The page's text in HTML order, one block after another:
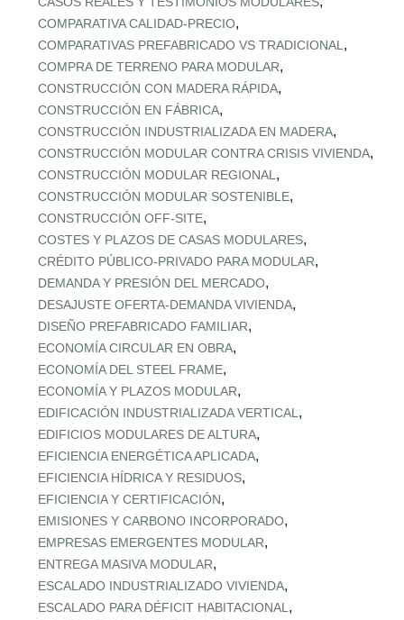
COMPARATIVA CALIDAD‑PRECIO,
COMPARATIVAS PREFABRICADO VS TRADICIONAL ,
COMPRA DE TERRENO PARA MODULAR,
CONSTRUCCIÓN CON MADERA RÁPIDA,
CONSTRUCCIÓN EN FÁBRICA,
CONSTRUCCIÓN INDUSTRIALIZADA EN MADERA,
CONSTRUCCIÓN MODULAR CONTRA CRISIS VIVIENDA,
CONSTRUCCIÓN MODULAR REGIONAL ,
CONSTRUCCIÓN MODULAR SOSTENIBLE,
CONSTRUCCIÓN OFF‑SITE,
COSTES Y PLAZOS DE CASAS MODULARES,
CRÉDITO PÚBLICO‑PRIVADO PARA MODULAR,
DEMANDA Y PRESIÓN DEL MERCADO,
DESAJUSTE OFERTA‑DEMANDA VIVIENDA,
DISEÑO PREFABRICADO FAMILIAR,
ECONOMÍA CIRCULAR EN OBRA,
ECONOMÍA DEL STEEL FRAME,
ECONOMÍA Y PLAZOS MODULAR,
EDIFICACIÓN INDUSTRIALIZADA VERTICAL ,
EDIFICIOS MODULARES DE ALTURA,
EFICIENCIA ENERGÉTICA APLICADA,
EFICIENCIA HÍDRICA Y RESIDUOS,
EFICIENCIA Y CERTIFICACIÓN,
EMISIONES Y CARBONO INCORPORADO,
EMPRESAS EMERGENTES MODULAR,
ENTREGA MASIVA MODULAR,
ESCALADO INDUSTRIALIZADO VIVIENDA,
ESCALADO PARA DÉFICIT HABITACIONAL ,